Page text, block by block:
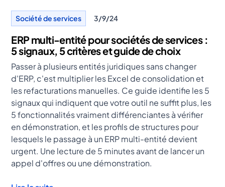
Société de services 3/9/24
ERP multi-entité pour sociétés de services :
5 signaux, 5 critères et guide de choix
Passer à plusieurs entités juridiques sans changer
d'ERP, c'est multiplier les Excel de consolidation et
les refacturations manuelles. Ce guide identifie les 5
signaux qui indiquent que votre outil ne suffit plus, les
5 fonctionnalités vraiment différenciantes à vérifier
en démonstration, et les profils de structures pour
lesquels le passage à un ERP multi-entité devient
urgent. Une lecture de 5 minutes avant de lancer un
appel d'offres ou une démonstration.